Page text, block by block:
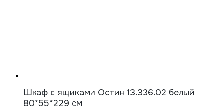
Шкаф с ящиками Остин 13.336.02 белый
80*55*229 см